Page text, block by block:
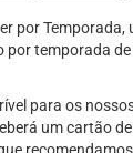
por Temporada,
por temporada
para os
um cartão